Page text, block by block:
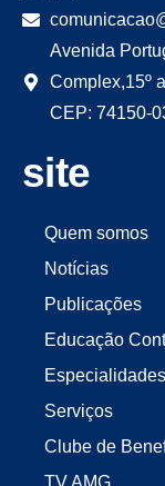
Avenida
Complex,15º
CEP: 74150-
site
Quem somos
Notícias
Publicações
Educação
Especialidades
Serviços
Clube de